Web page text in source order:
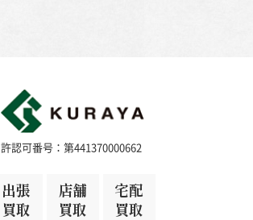
許認可番号：第441370000662
出張
買取
店舗
買取
宅配
買取